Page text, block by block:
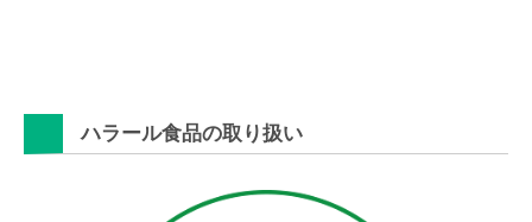
ハラール食品の取り扱い